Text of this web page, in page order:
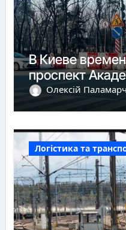
В Киеве
проспект
Олексій
Логістика та